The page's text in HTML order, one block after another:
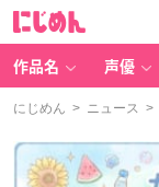
作品名 声優
にじめん > ニュース >